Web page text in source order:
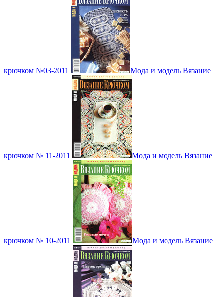
крючком №03-2011 Мода и модель Вязание
крючком № 11-2011 Мода и модель Вязание
крючком № 10-2011 Мода и модель Вязание